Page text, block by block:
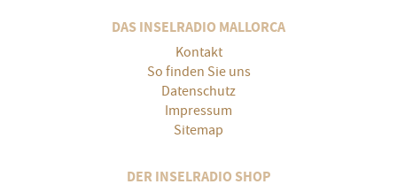
DAS INSELRADIO MALLORCA
Kontakt
So finden Sie uns
Datenschutz
Impressum
Sitemap
DER INSELRADIO SHOP